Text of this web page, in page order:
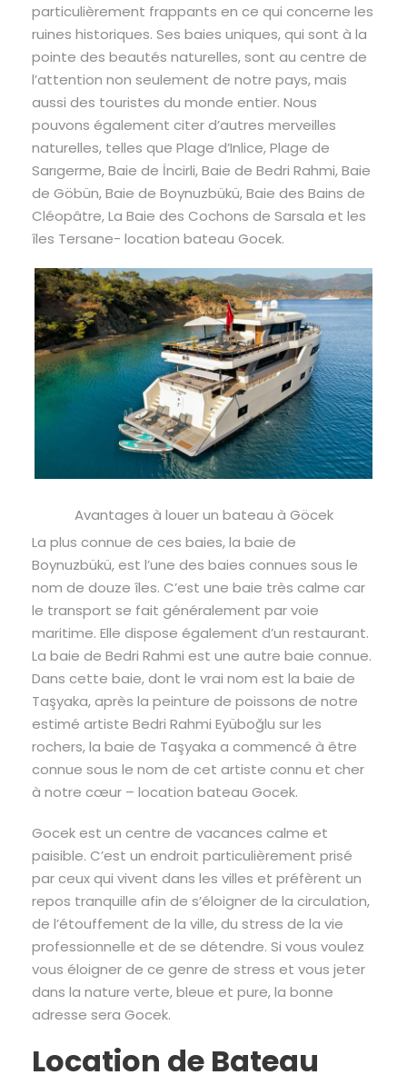
particulièrement frappants en ce qui concerne les
ruines historiques. Ses baies uniques, qui sont à la
pointe des beautés naturelles, sont au centre de
l’attention non seulement de notre pays, mais
aussi des touristes du monde entier. Nous
pouvons également citer d’autres merveilles
naturelles, telles que Plage d’Inlice, Plage de
Sarıgerme, Baie de İncirli, Baie de Bedri Rahmi, Baie
de Göbün, Baie de Boynuzbükü, Baie des Bains de
Cléopâtre, La Baie des Cochons de Sarsala et les
îles Tersane- location bateau Gocek.
Avantages à louer un bateau à Göcek
La plus connue de ces baies, la baie de
Boynuzbükü, est l’une des baies connues sous le
nom de douze îles. C’est une baie très calme car
le transport se fait généralement par voie
maritime. Elle dispose également d’un restaurant.
La baie de Bedri Rahmi est une autre baie connue.
Dans cette baie, dont le vrai nom est la baie de
Taşyaka, après la peinture de poissons de notre
estimé artiste Bedri Rahmi Eyüboğlu sur les
rochers, la baie de Taşyaka a commencé à être
connue sous le nom de cet artiste connu et cher
à notre cœur – location bateau Gocek.
Gocek est un centre de vacances calme et
paisible. C’est un endroit particulièrement prisé
par ceux qui vivent dans les villes et préfèrent un
repos tranquille afin de s’éloigner de la circulation,
de l’étouffement de la ville, du stress de la vie
professionnelle et de se détendre. Si vous voulez
vous éloigner de ce genre de stress et vous jeter
dans la nature verte, bleue et pure, la bonne
adresse sera Gocek.
Location de Bateau